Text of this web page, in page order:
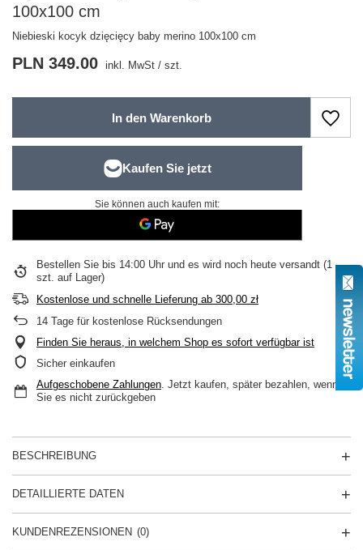
100x100 cm
Niebieski kocyk dzięcięcy baby merino 100x100 cm
PLN 349.00 inkl. MwSt / szt.
In den Warenkorb
Sie können auch kaufen mit:
Bestellen Sie bis 14:00 Uhr und es wird noch heute versandt (1
szt. auf Lager)
Kostenlose und schnelle Lieferung ab 300,00 zł
14 Tage für kostenlose Rücksendungen
Finden Sie heraus, in welchem Shop es sofort verfügbar ist
Sicher einkaufen
Aufgeschobene Zahlungen. Jetzt kaufen, später bezahlen, wenn
Sie es nicht zurückgeben
BESCHREIBUNG
DETAILLIERTE DATEN
KUNDENREZENSIONEN (0)